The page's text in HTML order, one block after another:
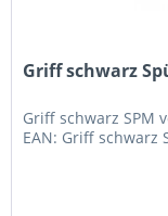
Griff schwarz
Griff schwarz SPM
EAN: Griff schwarz